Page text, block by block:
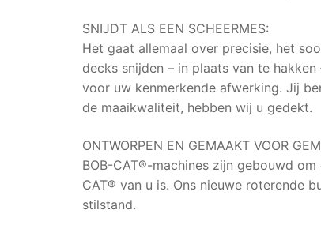
SNIJDT ALS EEN SCHEERMES:
Het gaat allemaal over precisie, het
decks snijden – in plaats van te
voor uw kenmerkende afwerking. Jij
de maaikwaliteit, hebben wij u gedekt.
ONTWORPEN EN GEMAAKT VOOR
BOB-CAT®-machines zijn gebouwd
CAT® van u is. Ons nieuwe roterende
stilstand.